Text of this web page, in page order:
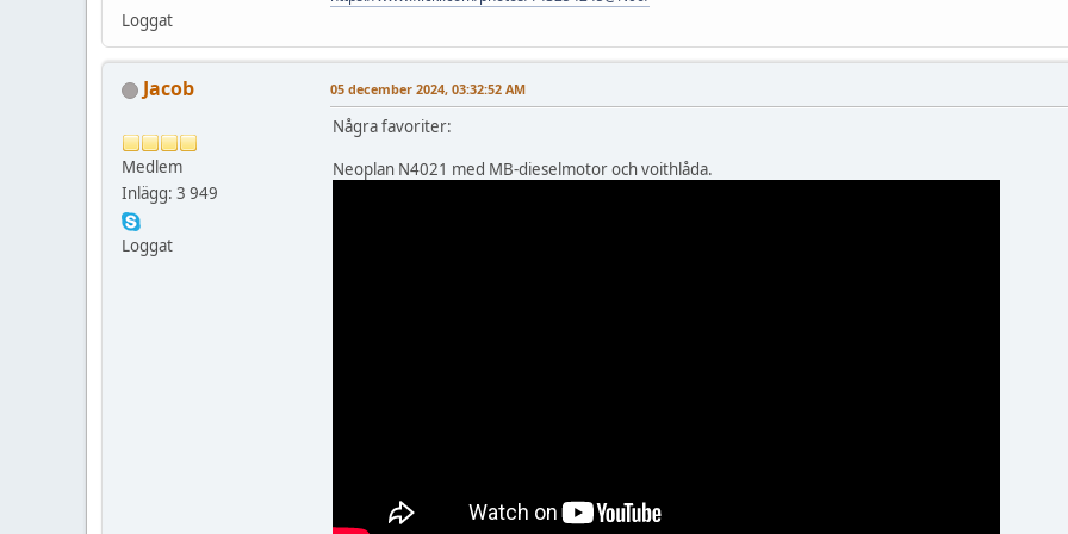
Loggat
Jacob
Medlem
Inlägg: 3 949
Loggat
05 december 2024, 03:32:52 AM
Några favoriter:
Neoplan N4021 med MB-dieselmotor och voithlåda.